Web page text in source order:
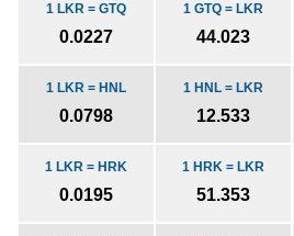
1 GTQ = LKR
44.023
1 LKR = GTQ
0.0227
1 HNL = LKR
12.533
1 LKR = HNL
0.0798
1 HRK = LKR
51.353
1 LKR = HRK
0.0195